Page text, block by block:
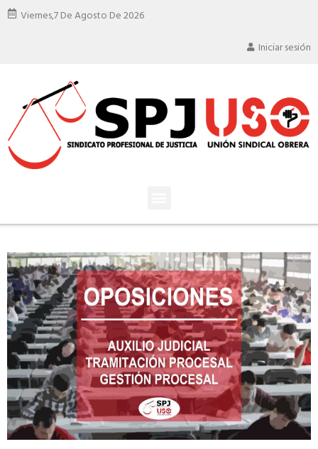
Viernes,7 De Agosto De 2026
Iniciar sesión